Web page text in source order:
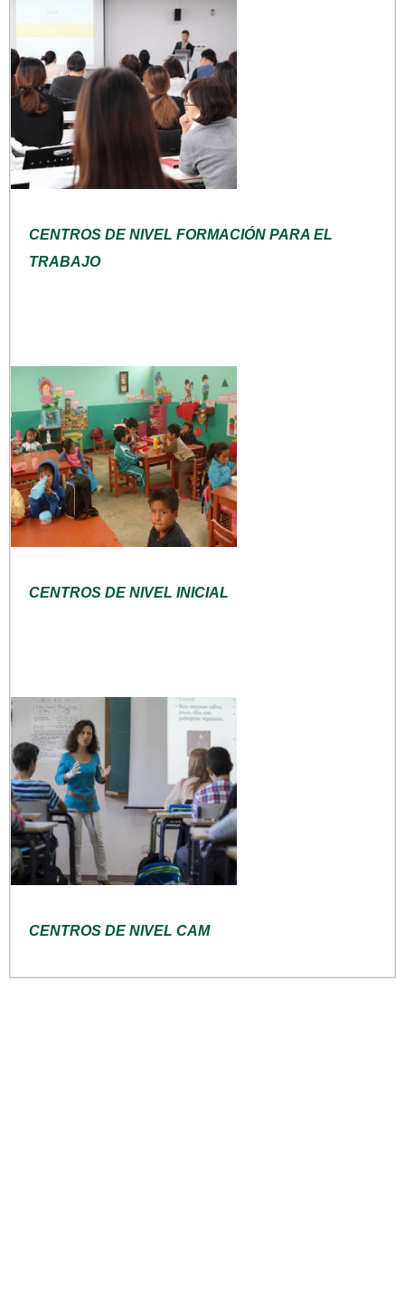
CENTROS DE NIVEL FORMACIÓN PARA EL
TRABAJO
CENTROS DE NIVEL INICIAL
CENTROS DE NIVEL CAM